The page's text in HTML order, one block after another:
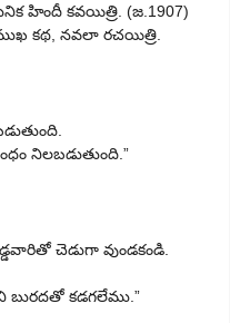
హిందీ కవయిత్రి. (జ.1907)
కథ, నవలా రచయిత్రి.
నిలబడుతుంది.”
చెడుగా వుండకండి.
బురదతో కడగలేము.”